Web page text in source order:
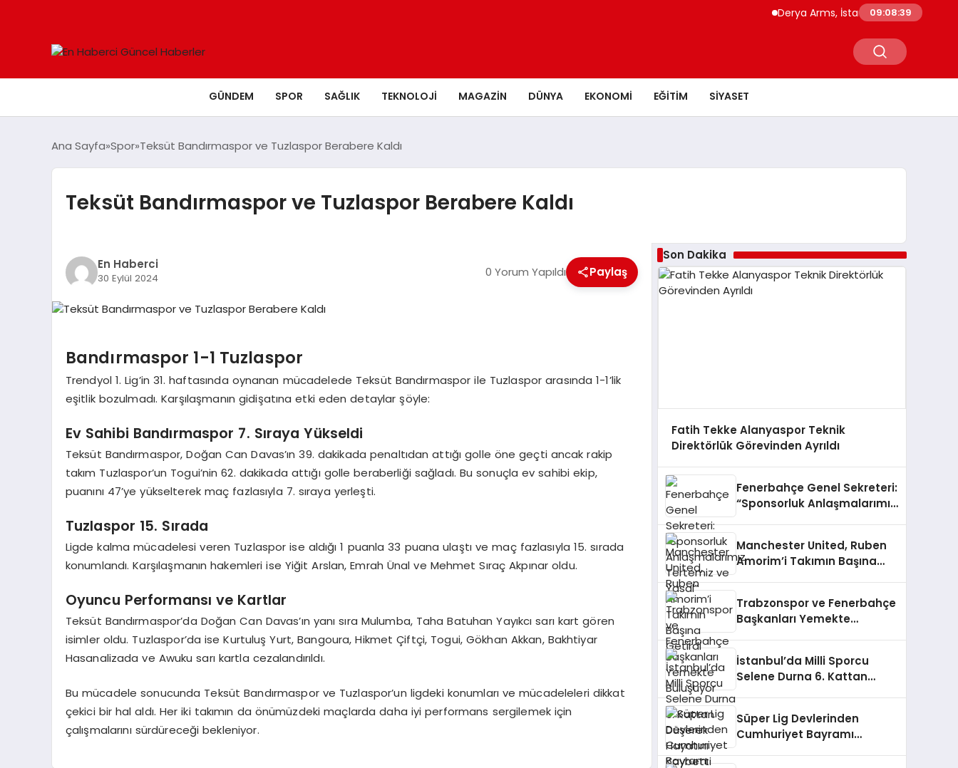
Derya Arms, İstanbul Prohunt
09:08:39
GÜNDEM SPOR SAĞLIK TEKNOLOJI MAGAZIN DÜNYA EKONOMI EĞITIM SIYASET
Ana Sayfa Spor Teksüt Bandırmaspor ve Tuzlaspor Berabere Kaldı
Teksüt Bandırmaspor ve Tuzlaspor Berabere Kaldı
En Haberci
30 Eylül 2024 0 Yorum Yapıldı Paylaş
Bandırmaspor 1-1 Tuzlaspor
Trendyol 1. Lig’in 31. haftasında oynanan mücadelede Teksüt Bandırmaspor ile Tuzlaspor arasında 1-1’lik
eşitlik bozulmadı. Karşılaşmanın gidişatına etki eden detaylar şöyle:
Ev Sahibi Bandırmaspor 7. Sıraya Yükseldi
Teksüt Bandırmaspor, Doğan Can Davas’ın 39. dakikada penaltıdan attığı golle öne geçti ancak rakip
takım Tuzlaspor’un Togui’nin 62. dakikada attığı golle beraberliği sağladı. Bu sonuçla ev sahibi ekip,
puanını 47’ye yükselterek maç fazlasıyla 7. sıraya yerleşti.
Tuzlaspor 15. Sırada
Ligde kalma mücadelesi veren Tuzlaspor ise aldığı 1 puanla 33 puana ulaştı ve maç fazlasıyla 15. sırada
konumlandı. Karşılaşmanın hakemleri ise Yiğit Arslan, Emrah Ünal ve Mehmet Sıraç Akpınar oldu.
Oyuncu Performansı ve Kartlar
Teksüt Bandırmaspor’da Doğan Can Davas’ın yanı sıra Mulumba, Taha Batuhan Yayıkcı sarı kart gören
isimler oldu. Tuzlaspor’da ise Kurtuluş Yurt, Bangoura, Hikmet Çiftçi, Togui, Gökhan Akkan, Bakhtiyar
Hasanalizada ve Awuku sarı kartla cezalandırıldı.
Bu mücadele sonucunda Teksüt Bandırmaspor ve Tuzlaspor’un ligdeki konumları ve mücadeleleri dikkat
çekici bir hal aldı. Her iki takımın da önümüzdeki maçlarda daha iyi performans sergilemek için
çalışmalarını sürdüreceği bekleniyor.
Son Dakika
Fatih Tekke Alanyaspor Teknik
Direktörlük Görevinden Ayrıldı
Fenerbahçe Genel Sekreteri:
“Sponsorluk Anlaşmalarımız
Manchester United, Ruben
Amorim’i Takımın Başına
Trabzonspor ve Fenerbahçe
Başkanları Yemekte
İstanbul’da Milli Sporcu
Selene Durna 6. Kattan
Süper Lig Devlerinden
Cumhuriyet Bayramı